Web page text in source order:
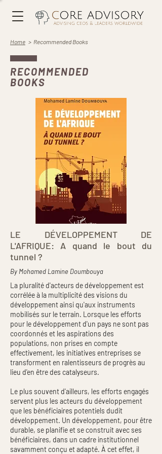
Home > Recommended Books
RECOMMENDED
BOOKS
LE DÉVELOPPEMENT DE
L'AFRIQUE: A quand le bout du
tunnel ?
By Mohamed Lamine Doumbouya
La pluralité d'acteurs de développement est
corrélée à la multiplicité des visions du
développement ainsi qu'aux instruments
mobilisés sur le terrain. Lorsque les efforts
pour le développement d'un pays ne sont pas
coordonnés et les aspirations des
populations, non prises en compte
effectivement, les initiatives entreprises se
transforment en ralentisseurs de progrès au
lieu d'en être des catalyseurs.
Le plus souvent d'ailleurs, les efforts engagés
servent plus les acteurs du développement
que les bénéficiaires potentiels dudit
développement. Un développement, pour être
durable, se planifie et se construit avec ses
bénéficiaires, dans un cadre institutionnel
savamment conçu et adapté. À cet effet, il